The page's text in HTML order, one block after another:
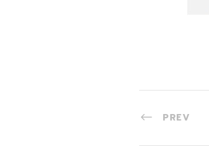
PREV